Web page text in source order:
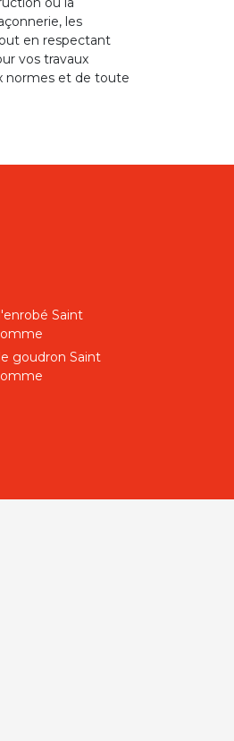
les
en respectant
vos travaux
normes et de toute
Saint
goudron Saint